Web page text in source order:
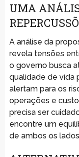
UMA
A análise da
revela tensões
o governo busca
qualidade de vida
alertam para os
operações e
precisa ser
encontre um
de ambos os